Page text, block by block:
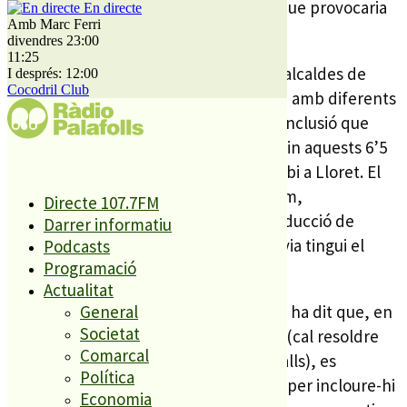
En directe
Amb Marc Ferri
divendres 23:00
11:25
I després: 12:00
Cocodril Club
Directe 107.7FM
Darrer informatiu
Podcasts
Programació
Actualitat
General
Societat
Comarcal
Política
Economia
previst, és el fort impacte ambiental que provocaria
aquesta carretera.
Rull ha explicat que ha parlat amb els alcaldes de
Lloret, Blanes, Tordera i Tossa i també amb diferents
actors del territori i assegura que la conclusió que
n’ha tret és que tothom vol que es facin aquests 6’5
kms perquè l’autopista de la costa arribi a Lloret. El
Conseller, però, va explicar que tothom,
especialment Blanes, reclama la introducció de
mesures correctores perquè aquesta via tingui el
menor impacte en la zona.
El conseller de Territori i Sostenibilitat ha dit que, en
paral·lel a la fase final de la tramitació (cal resoldre
al·legacions, licitar i adjudicar els treballs), es
redactarà un projecte complementari per incloure-hi